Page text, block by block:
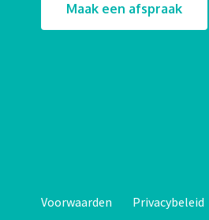
Maak een afspraak
Voorwaarden Privacybeleid